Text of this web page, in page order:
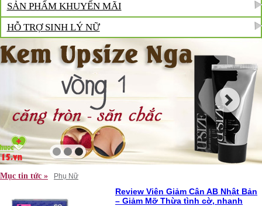
SẢN PHẨM KHUYẾN MÃI
HỖ TRỢ SINH LÝ NỮ
Mục tin tức » Phụ Nữ
Review Viên Giảm Cân AB Nhật Bản
– Giảm Mỡ Thừa tình cờ, nhanh